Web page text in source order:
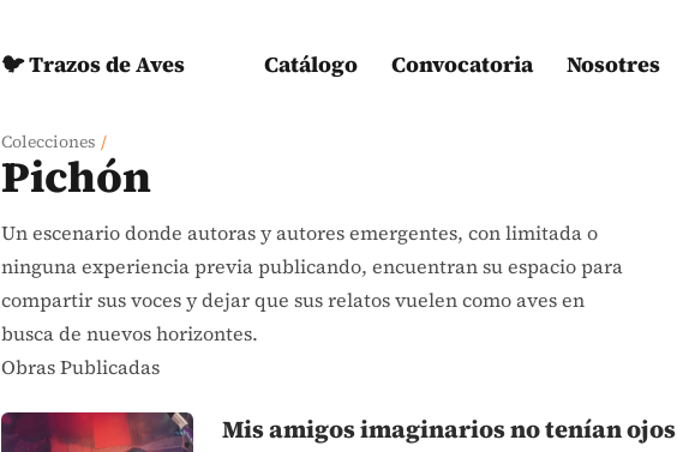
🐦 Trazos de Aves Catálogo Convocatoria Nosotres
Colecciones /
Pichón
Un escenario donde autoras y autores emergentes, con limitada o
ninguna experiencia previa publicando, encuentran su espacio para
compartir sus voces y dejar que sus relatos vuelen como aves en
busca de nuevos horizontes.
Obras Publicadas
Mis amigos imaginarios no tenían ojos